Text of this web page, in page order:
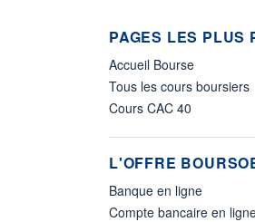
PAGES LES PLUS
Accueil Bourse
Tous les cours boursiers
Cours CAC 40
L'OFFRE
Banque en ligne
Compte bancaire en